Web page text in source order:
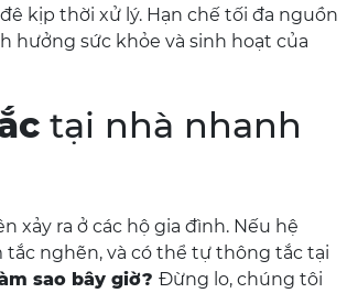
kịp thời xử lý. Hạn chế tối đa nguồn
hưởng sức khỏe và sinh hoạt của
tại nhà nhanh
xảy ra ở các hộ gia đình. Nếu hệ
nghẽn, và có thể tự thông tắc tại
sao bây giờ? Đừng lo, chúng tôi